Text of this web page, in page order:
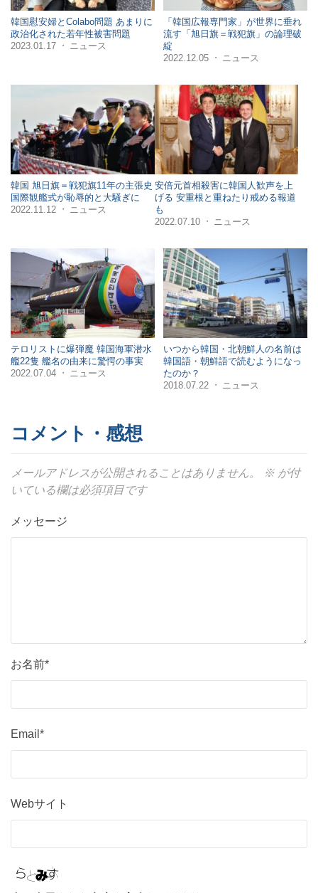
韓国慰安婦とColabo問題 あまりに
政治化された若年性被害問題
2023.01.17
・ ニュース
「韓国広報専門家」が世界に垂れ
流す「旭日旗＝戦犯旗」の論理破
綻
2022.12.05
・ ニュース
韓国 旭日旗＝戦犯旗11年の主張史
国際観艦式が恥辱的と大騒ぎに
2022.11.12
・ ニュース
安倍元首相殺害に韓国人歓声を上
げる 安重根と重ねたり戒める報道
も
2022.07.10
・ ニュース
テロリストに爆弾魔 韓国海軍潜水
艦22隻 艦名の由来に驚愕の事実
2022.07.04
・ ニュース
いつから韓国・北朝鮮人の名前は
韓国語・朝鮮語で読むようになっ
たのか？
2018.07.22
・ ニュース
コメント・感想
メールアドレスが公開されることはありません。 ※ が付
いている欄は必須項目です
メッセージ
お名前*
Email*
Webサイト